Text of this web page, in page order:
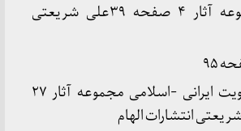
۶-بازگشت مجموعه آثار ۴ صفحه ۳۹علی شریعتی
۸-باز شناسی هویت ایرانی -اسلامی مجموعه آثار ۲۷